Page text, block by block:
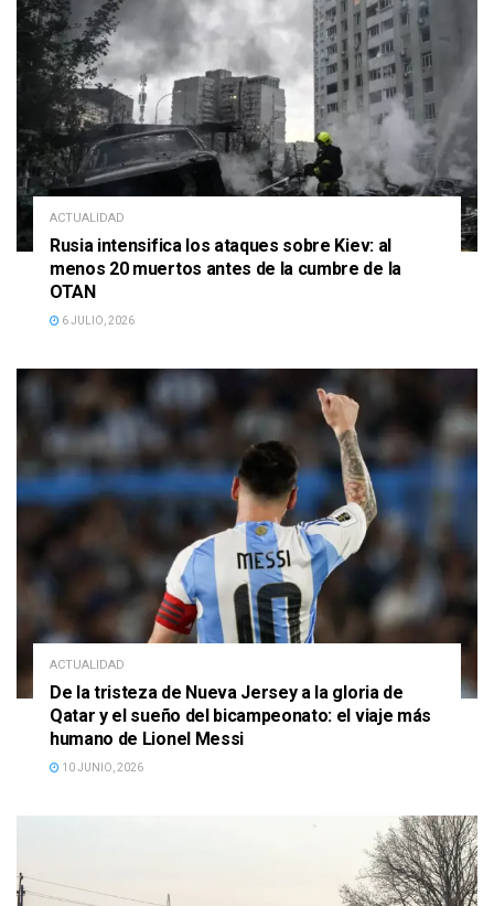
ACTUALIDAD
Rusia intensifica los ataques sobre Kiev: al
menos 20 muertos antes de la cumbre de la
OTAN
6 JULIO, 2026
ACTUALIDAD
De la tristeza de Nueva Jersey a la gloria de
Qatar y el sueño del bicampeonato: el viaje más
humano de Lionel Messi
10 JUNIO, 2026